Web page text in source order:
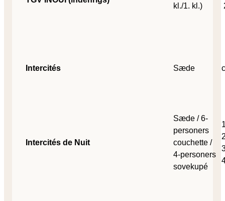
kl./1. kl.)
Intercités Sæde
Intercités de Nuit
Sæde / 6-
personers
couchette /
4-personers
sovekupé